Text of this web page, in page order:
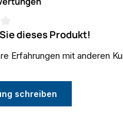
Bewertung von 0 von 5
dieses Produkt!
Erfahrungen mit anderen
schreiben